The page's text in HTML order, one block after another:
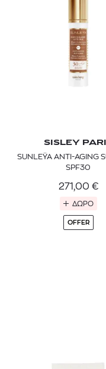
SISLEY
SUNLEŸA ANTI-AGING
SPF30
271,00 €
ΔΩΡΟ
OFFER